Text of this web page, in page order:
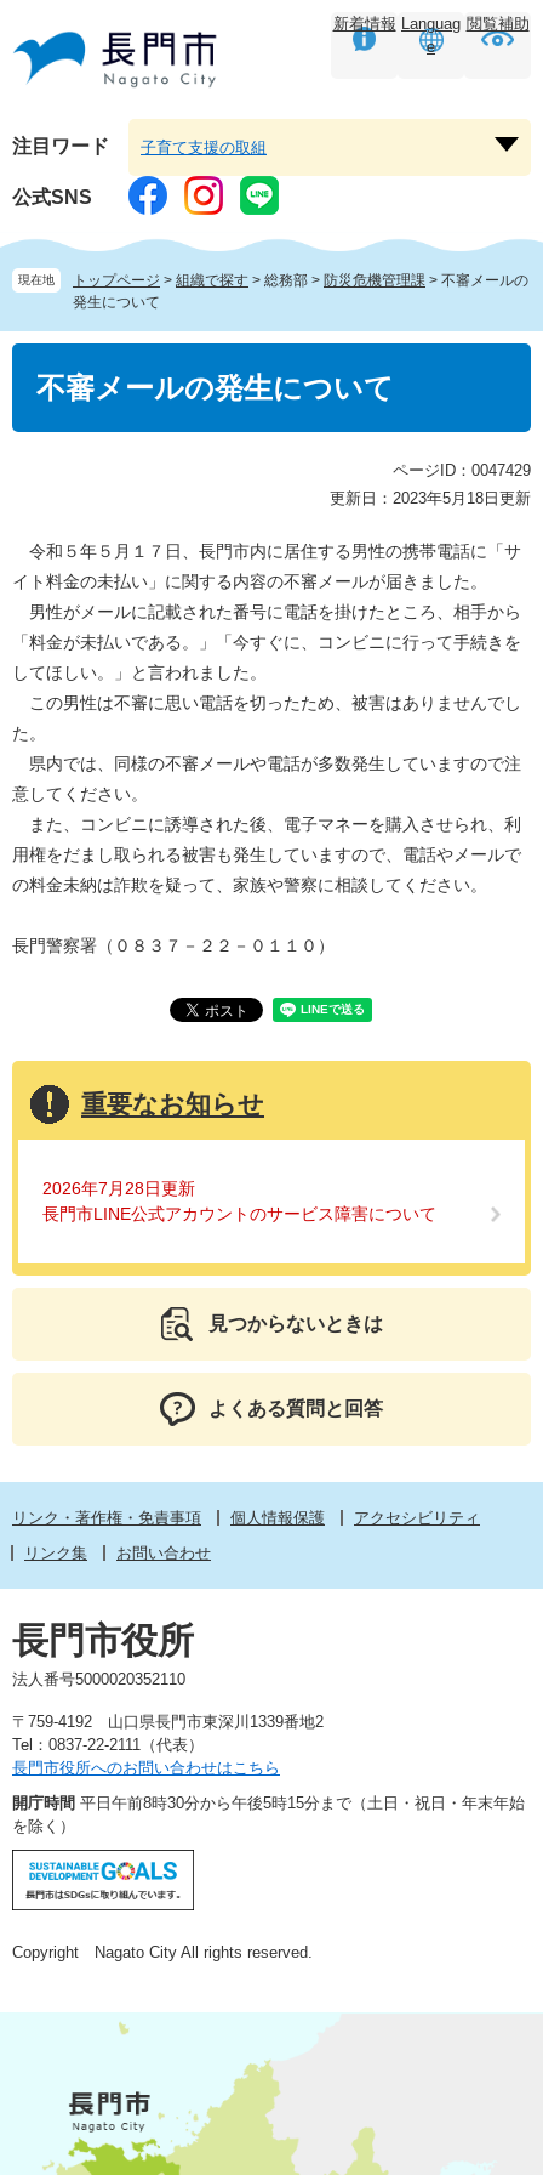
頭
す。
飛
し
本
文
へ
新着情報 Languag
e
閲覧補助
注目ワード
ー
を
く
子育て支援の取組
公式SNS
現在地 トップページ > 組織で探す > 総務部 > 防災危機管理課 > 不審メールの
発生について
不審メールの発生について
ページID：0047429
更新日：2023年5月18日更新
令和５年５月１７日、長門市内に居住する男性の携帯電話に「サ
イト料金の未払い」に関する内容の不審メールが届きました。
男性がメールに記載された番号に電話を掛けたところ、相手から
「料金が未払いである。」「今すぐに、コンビニに行って手続きを
してほしい。」と言われました。
この男性は不審に思い電話を切ったため、被害はありませんでし
た。
県内では、同様の不審メールや電話が多数発生していますので注
意してください。
また、コンビニに誘導された後、電子マネーを購入させられ、利
用権をだまし取られる被害も発生していますので、電話やメールで
の料金未納は詐欺を疑って、家族や警察に相談してください。
長門警察署（０８３７－２２－０１１０）
重要なお知らせ
2026年7月28日更新
長門市LINE公式アカウントのサービス障害について
見つからないときは
よくある質問と回答
リンク・著作権・免責事項 個人情報保護
アクセシビリティ
リンク集
お問い合わせ
長門市役所
法人番号5000020352110
〒759-4192 山口県長門市東深川1339番地2
Tel：0837-22-2111（代表）
長門市役所へのお問い合わせはこちら
開庁時間 平日午前8時30分から午後5時15分まで（土日・祝日・年末年始
を除く）
Copyright Nagato City All rights reserved.